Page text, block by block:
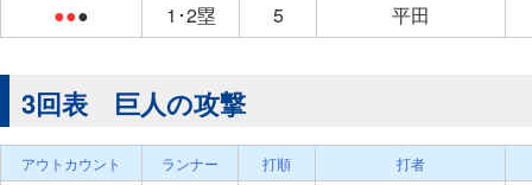
●●● 1･2塁 5 平田
3回表 巨人の攻撃
アウトカウント ランナー 打順 打者